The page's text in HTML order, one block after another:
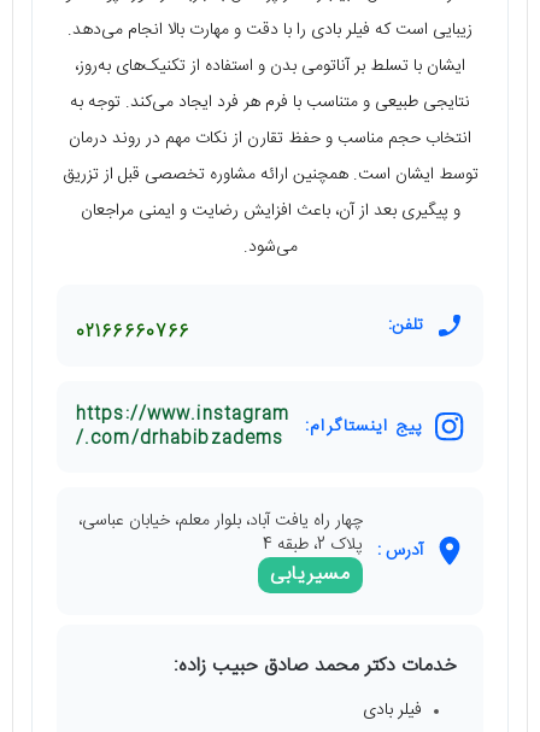
زیبایی است که فیلر بادی را با دقت و مهارت بالا انجام می‌دهد.
ایشان با تسلط بر آناتومی بدن و استفاده از تکنیک‌های به‌روز،
نتایجی طبیعی و متناسب با فرم هر فرد ایجاد می‌کند. توجه به
انتخاب حجم مناسب و حفظ تقارن از نکات مهم در روند درمان
توسط ایشان است. همچنین ارائه مشاوره تخصصی قبل از تزریق
و پیگیری بعد از آن، باعث افزایش رضایت و ایمنی مراجعان
می‌شود.
تلفن: 02166660766
پیج اینستاگرام:
https://www.instagram
.com/drhabibzadems/
آدرس :
چهار راه یافت آباد، بلوار معلم، خیابان عباسی،
پلاک 2، طبقه 4
مسیریابی
خدمات دکتر محمد صادق حبیب زاده:
فیلر بادی